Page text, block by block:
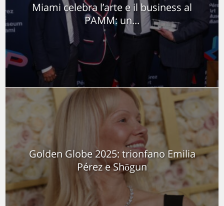
Miami celebra l’arte e il business al
PAMM: un...
Golden Globe 2025: trionfano Emilia
Pérez e Shōgun